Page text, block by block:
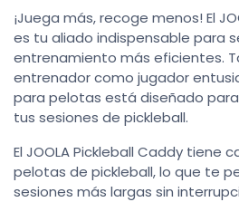
¡Juega más, recoge menos! El
es tu aliado indispensable para
entrenamiento más eficientes.
entrenador como jugador
para pelotas está diseñado
tus sesiones de pickleball.
El JOOLA Pickleball Caddy tiene
pelotas de pickleball, lo que te
sesiones más largas sin